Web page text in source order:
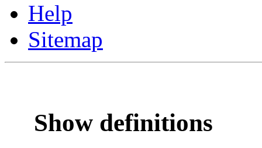
Help
Sitemap
Show definitions